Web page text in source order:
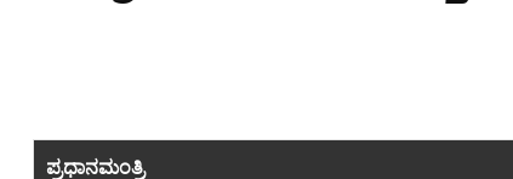
ಪ್ರಧಾನಮಂತ್ರಿ